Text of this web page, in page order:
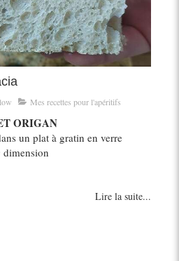
Mes recettes pour l'apéritifs
ORIGAN
un plat à gratin en verre
Lire la suite...